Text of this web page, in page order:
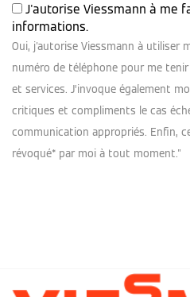
J'autorise Viessmann à me
informations.
Oui, j'autorise Viessmann à utiliser
numéro de téléphone pour me
et services. J’invoque également
critiques et compliments le cas
communication appropriés. Enfin,
révoqué* par moi à tout moment."